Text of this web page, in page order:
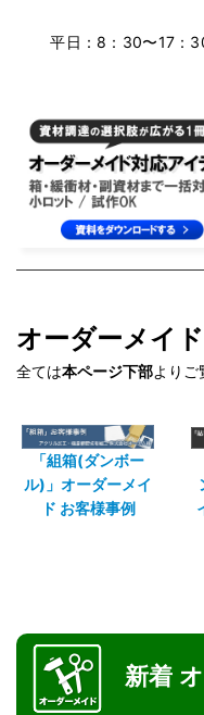
平日：8：30〜17：
オーダーメイ
全ては本ページ下部よりご
「組箱(ダンボー
ル)」オーダーメイ
ド お客様事例